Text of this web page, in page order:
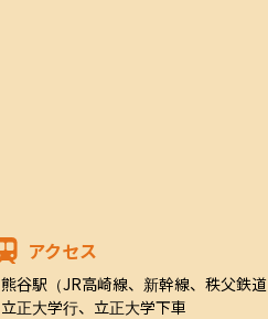
アクセス
熊谷駅（JR高崎線、新幹線、秩父鉄
立正大学行、立正大学下車